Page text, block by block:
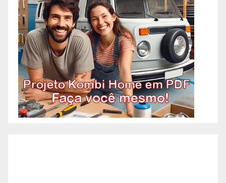
Prediais – Bairro Alto Caiçaras –
BH, Reformas Prediais – Bairro
Alto da Boa